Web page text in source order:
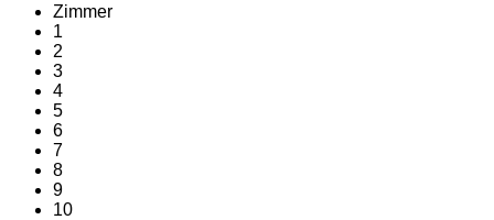
Zimmer
1
2
3
4
5
6
7
8
9
10